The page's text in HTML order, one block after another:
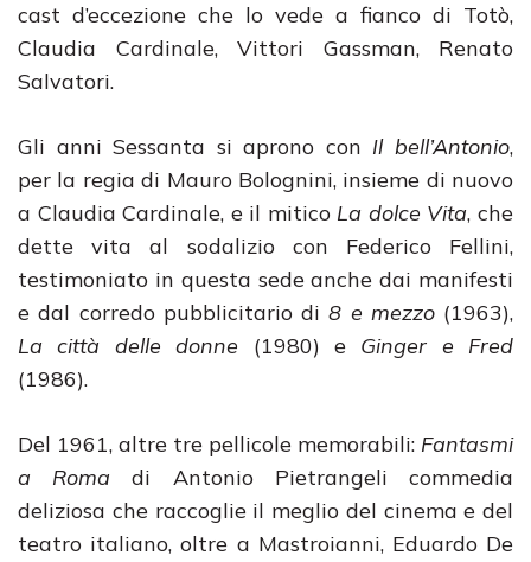
cast d’eccezione che lo vede a fianco di Totò,
Claudia Cardinale, Vittori Gassman, Renato
Salvatori.
Gli anni Sessanta si aprono con Il bell’Antonio,
per la regia di Mauro Bolognini, insieme di nuovo
a Claudia Cardinale, e il mitico La dolce Vita, che
dette vita al sodalizio con Federico Fellini,
testimoniato in questa sede anche dai manifesti
e dal corredo pubblicitario di8 e mezzo (1963),
La città delle donne (1980) e Ginger e Fred
(1986).
Del 1961, altre tre pellicole memorabili: Fantasmi
a Roma di Antonio Pietrangeli commedia
deliziosa che raccoglie il meglio del cinema e del
teatro italiano, oltre a Mastroianni, Eduardo De